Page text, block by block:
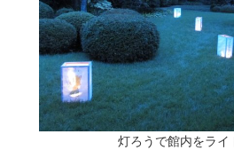
灯ろうで館内をライ